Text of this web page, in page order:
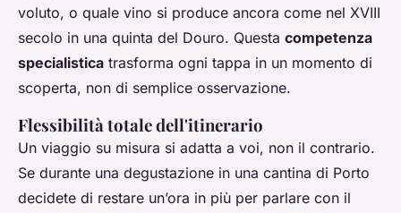
voluto, o quale vino si produce ancora come nel XVIII
secolo in una quinta del Douro. Questa competenza
specialistica trasforma ogni tappa in un momento di
scoperta, non di semplice osservazione.
Flessibilità totale dell'itinerario
Un viaggio su misura si adatta a voi, non il contrario.
Se durante una degustazione in una cantina di Porto
decidete di restare un’ora in più per parlare con il